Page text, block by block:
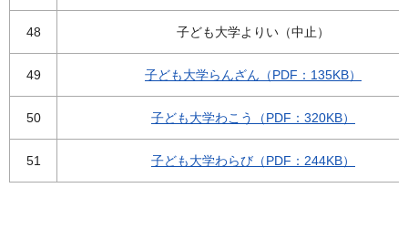
48 子ども大学よりい（中止）
49 子ども大学らんざん（PDF：135KB）
50 子ども大学わこう（PDF：320KB）
51 子ども大学わらび（PDF：244KB）